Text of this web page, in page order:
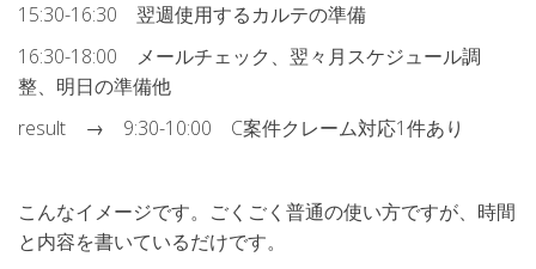
15:30-16:30 翌週使用するカルテの準備
16:30-18:00 メールチェック、翌々月スケジュール調
整、明日の準備他
result → 9:30-10:00 C案件クレーム対応1件あり
こんなイメージです。ごくごく普通の使い方ですが、時間
と内容を書いているだけです。